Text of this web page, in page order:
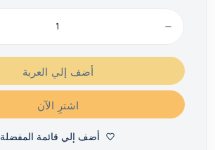
أضف إلي العربة
اشترِ الآن
أضف إلي قائمة المفضلة